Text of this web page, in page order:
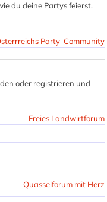
du deine Partys feierst.
Party-Community
oder registrieren und
Freies Landwirtforum
Quasselforum mit Herz